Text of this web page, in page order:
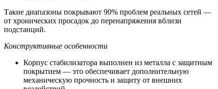
Такие диапазоны покрывают 90% проблем реальных сетей —
от хронических просадок до перенапряжения вблизи
подстанций.
Конструктивные особенности
Корпус стабилизатора выполнен из металла с защитным
покрытием — это обеспечивает дополнительную
механическую прочность и защиту от внешних